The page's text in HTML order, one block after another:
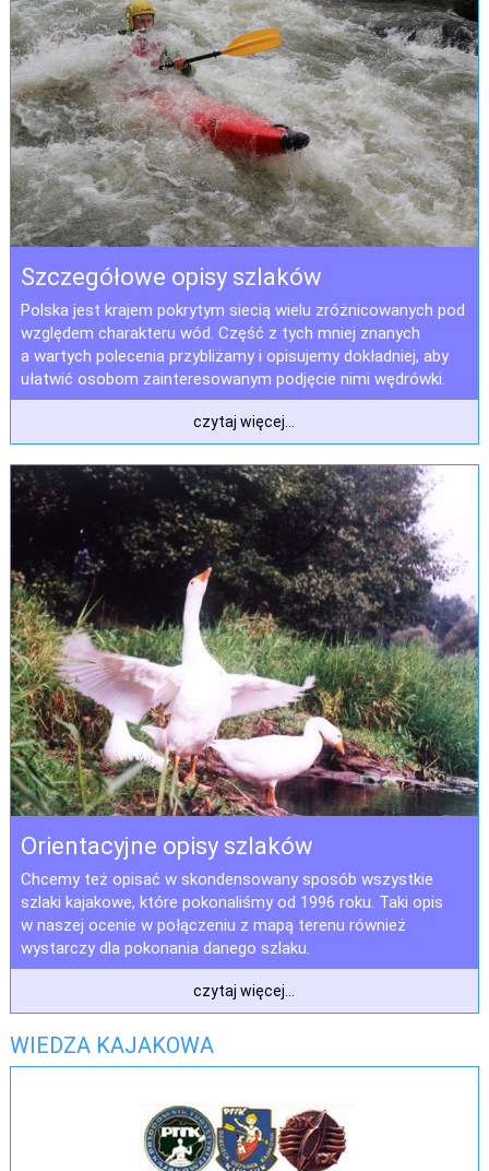
Szczegółowe opisy szlaków
Polska jest krajem pokrytym siecią wielu zróżnicowanych pod
względem charakteru wód. Część z tych mniej znanych
a wartych polecenia przybliżamy i opisujemy dokładniej, aby
ułatwić osobom zainteresowanym podjęcie nimi wędrówki.
czytaj więcej...
Orientacyjne opisy szlaków
Chcemy też opisać w skondensowany sposób wszystkie
szlaki kajakowe, które pokonaliśmy od 1996 roku. Taki opis
w naszej ocenie w połączeniu z mapą terenu również
wystarczy dla pokonania danego szlaku.
czytaj więcej...
WIEDZA KAJAKOWA